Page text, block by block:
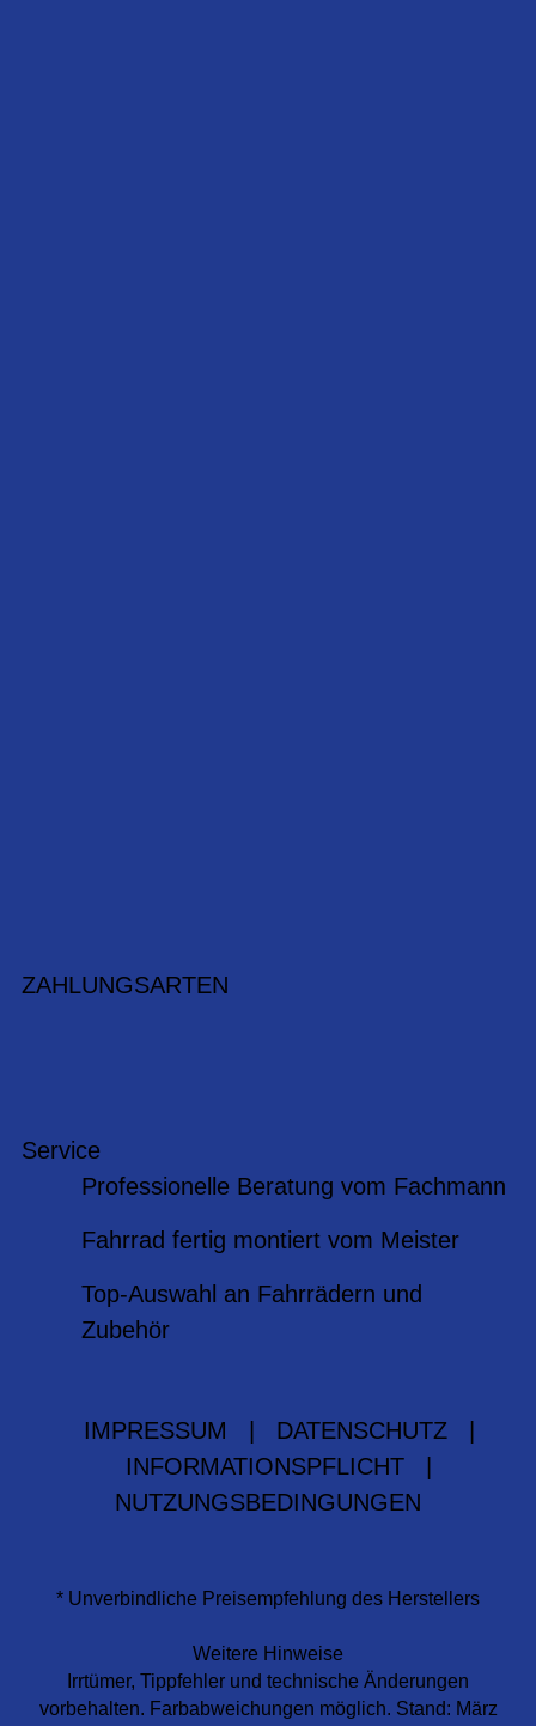
ZAHLUNGSARTEN
Service
Professionelle Beratung vom Fachmann
Fahrrad fertig montiert vom Meister
Top-Auswahl an Fahrrädern und
Zubehör
IMPRESSUM DATENSCHUTZ
INFORMATIONSPFLICHT
NUTZUNGSBEDINGUNGEN
* Unverbindliche Preisempfehlung des Herstellers
Weitere Hinweise
Irrtümer, Tippfehler und technische Änderungen
vorbehalten. Farbabweichungen möglich. Stand: März